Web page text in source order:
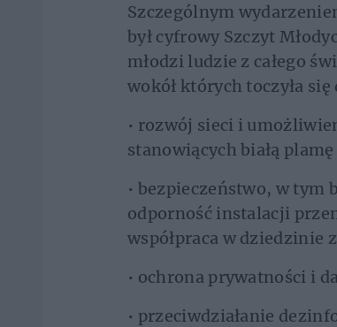
Szczególnym
był cyfrowy Szczyt
młodzi ludzie z całego
wokół których toczyła
• rozwój sieci i
stanowiących białą
• bezpieczeństwo, w tym
odporność instalacji
współpraca w dziedzinie
• ochrona prywatności i
• przeciwdziałanie